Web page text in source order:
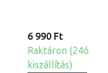
6 990 Ft
Raktáron (24ó
kiszállítás)